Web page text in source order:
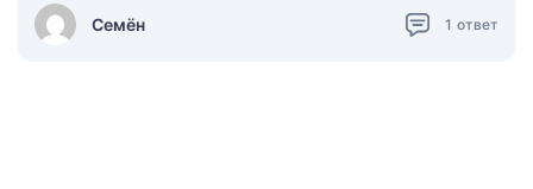
Семён 1 ответ